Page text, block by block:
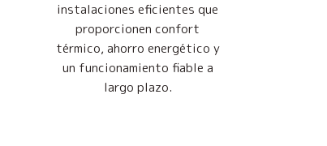
instalaciones eficientes que
proporcionen confort
térmico, ahorro energético y
un funcionamiento fiable a
largo plazo.